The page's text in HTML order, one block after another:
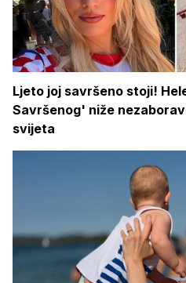
Ljeto joj savršeno stoji!
Savršenog' niže
svijeta